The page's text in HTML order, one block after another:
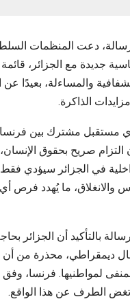
دعت المنظمات
جديدة مع الجزائر،
والمساءلة، بعيدًا
الذاكرة.
مستقبل مشترك بين فرنسا
التزام صريح بحقوق
في الجزائر سيؤدي
والانغلاق، ما يُهدد فرص
بالتأكيد أن الجزائر
ديمقراطي، محذرة من أن
لمواطنيها. فرنسا،
تغض الطرف عن هذا الواقع.